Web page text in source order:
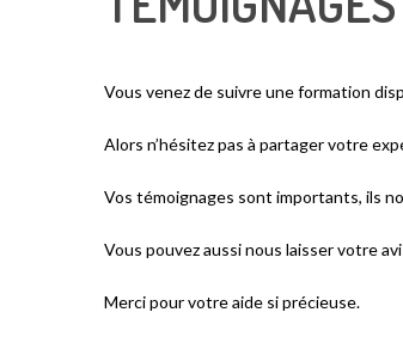
Vous venez de suivre une formation
Alors n’hésitez pas à partager votre
Vos témoignages sont importants, ils
Vous pouvez aussi nous laisser votre
Merci pour votre aide si précieuse.